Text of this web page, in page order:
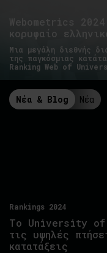
Webometrics
κορυφαίο
Μια μεγάλη διεθνής
της παγκόσμιας
Ranking Web of
Νέα & Blog Νέα
Rankings 2024
Το University of
τις υψηλές
κατατάξεις